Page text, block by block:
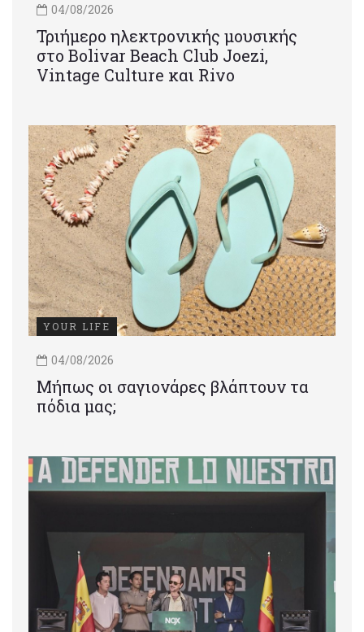
04/08/2026
Τριήμερο ηλεκτρονικής μουσικής
στο Bolivar Beach Club Joezi,
Vintage Culture και Rivo
YOUR LIFE
04/08/2026
Μήπως οι σαγιονάρες βλάπτουν τα
πόδια μας;